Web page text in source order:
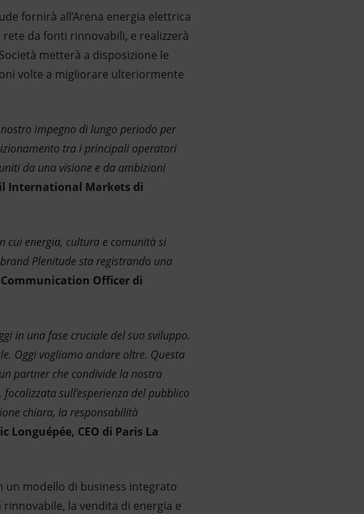
fornirà all’Arena energia elettrica
da fonti rinnovabili, e realizzerà
metterà a disposizione le
volte a migliorare ulteriormente
impegno di lungo periodo per
tra i principali operatori
da una visione e da ambizioni
International Markets di
cui energia, cultura e comunità si
Plenitude sta registrando una
Officer di
in una fase cruciale del suo sviluppo.
Oggi vogliamo andare oltre. Questa
partner che condivide la nostra
sull’esperienza del pubblico
chiara, la responsabilità
Longuépée, CEO di Paris La
un modello di business integrato
la vendita di energia e